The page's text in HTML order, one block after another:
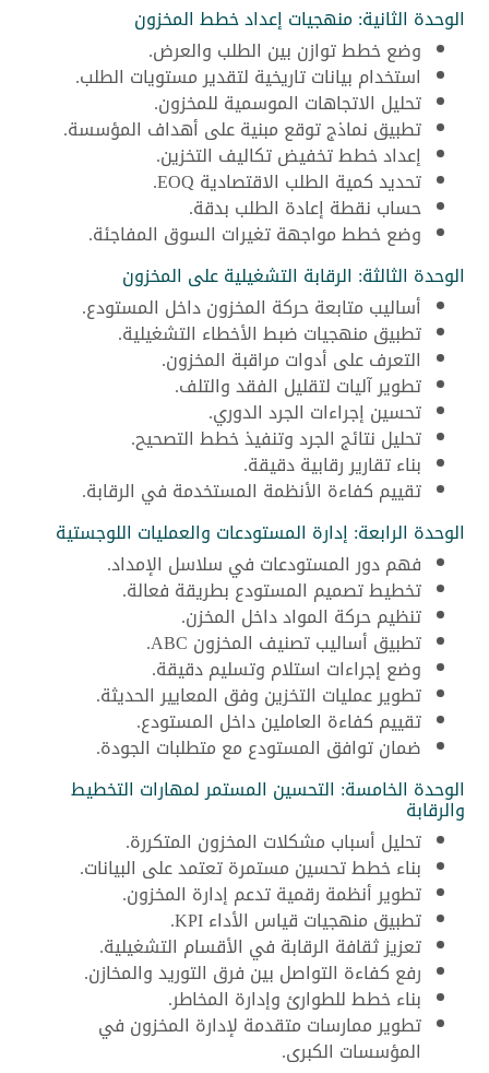
الوحدة الثانية: منهجيات إعداد خطط المخزون
وضع خطط توازن بين الطلب والعرض.
استخدام بيانات تاريخية لتقدير مستويات الطلب.
تحليل الاتجاهات الموسمية للمخزون.
تطبيق نماذج توقع مبنية على أهداف المؤسسة.
إعداد خطط تخفيض تكاليف التخزين.
تحديد كمية الطلب الاقتصادية EOQ.
حساب نقطة إعادة الطلب بدقة.
وضع خطط مواجهة تغيرات السوق المفاجئة.
الوحدة الثالثة: الرقابة التشغيلية على المخزون
أساليب متابعة حركة المخزون داخل المستودع.
تطبيق منهجيات ضبط الأخطاء التشغيلية.
التعرف على أدوات مراقبة المخزون.
تطوير آليات لتقليل الفقد والتلف.
تحسين إجراءات الجرد الدوري.
تحليل نتائج الجرد وتنفيذ خطط التصحيح.
بناء تقارير رقابية دقيقة.
تقييم كفاءة الأنظمة المستخدمة في الرقابة.
الوحدة الرابعة: إدارة المستودعات والعمليات اللوجستية
فهم دور المستودعات في سلاسل الإمداد.
تخطيط تصميم المستودع بطريقة فعالة.
تنظيم حركة المواد داخل المخزن.
تطبيق أساليب تصنيف المخزون ABC.
وضع إجراءات استلام وتسليم دقيقة.
تطوير عمليات التخزين وفق المعايير الحديثة.
تقييم كفاءة العاملين داخل المستودع.
ضمان توافق المستودع مع متطلبات الجودة.
الوحدة الخامسة: التحسين المستمر لمهارات التخطيط
والرقابة
تحليل أسباب مشكلات المخزون المتكررة.
بناء خطط تحسين مستمرة تعتمد على البيانات.
تطوير أنظمة رقمية تدعم إدارة المخزون.
تطبيق منهجيات قياس الأداء KPI.
تعزيز ثقافة الرقابة في الأقسام التشغيلية.
رفع كفاءة التواصل بين فرق التوريد والمخازن.
بناء خطط للطوارئ وإدارة المخاطر.
تطوير ممارسات متقدمة لإدارة المخزون في
المؤسسات الكبرى.